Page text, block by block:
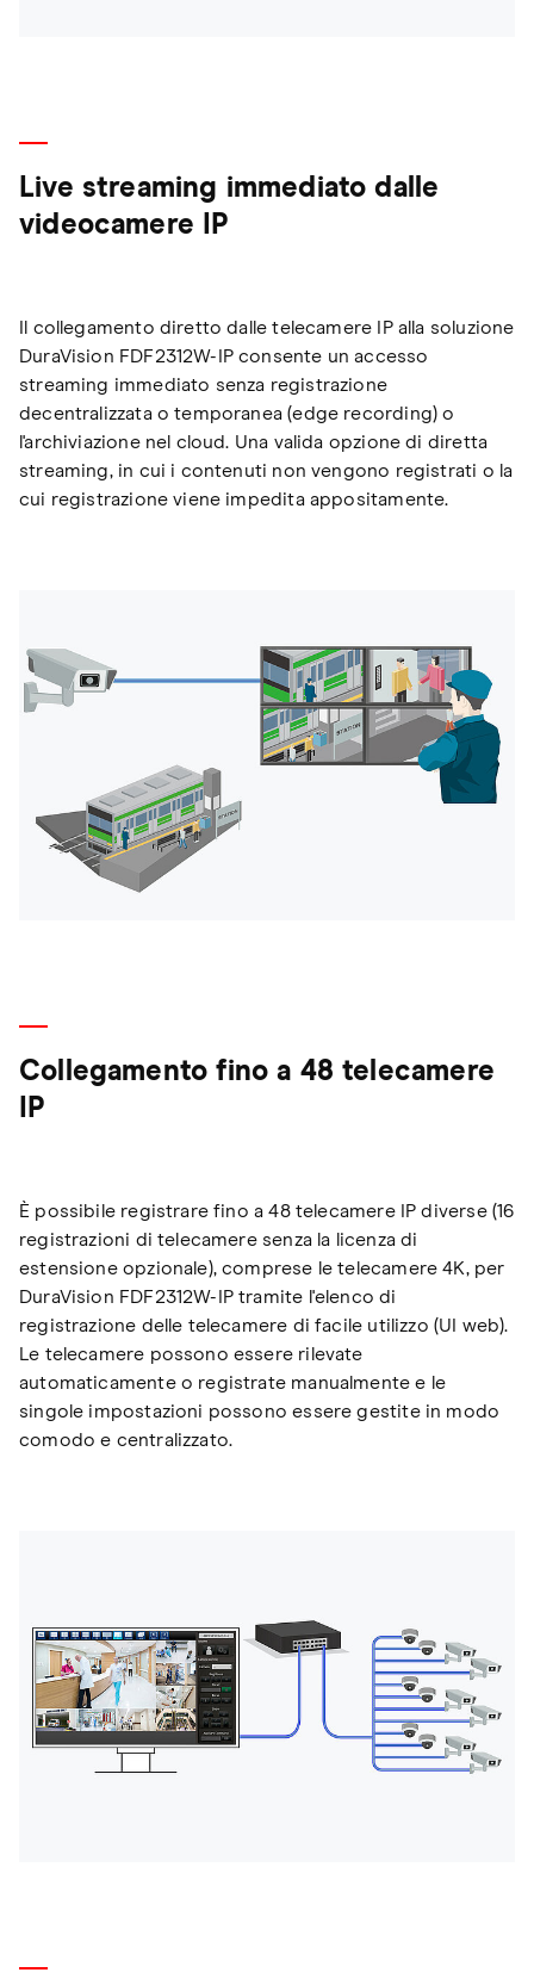
Live streaming immediato dalle
videocamere IP
Il collegamento diretto dalle telecamere IP alla soluzione
DuraVision FDF2312W-IP consente un accesso
streaming immediato senza registrazione
decentralizzata o temporanea (edge recording) o
l'archiviazione nel cloud. Una valida opzione di diretta
streaming, in cui i contenuti non vengono registrati o la
cui registrazione viene impedita appositamente.
Collegamento fino a 48 telecamere
IP
È possibile registrare fino a 48 telecamere IP diverse (16
registrazioni di telecamere senza la licenza di
estensione opzionale), comprese le telecamere 4K, per
DuraVision FDF2312W-IP tramite l'elenco di
registrazione delle telecamere di facile utilizzo (UI web).
Le telecamere possono essere rilevate
automaticamente o registrate manualmente e le
singole impostazioni possono essere gestite in modo
comodo e centralizzato.